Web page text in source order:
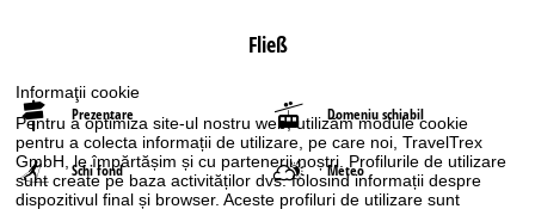
Informaţii cookie
Pentru a optimiza site-ul nostru web, utilizăm module cookie
pentru a colecta informații de utilizare, pe care noi, TravelTrex
GmbH, le împărtășim și cu partenerii noștri. Profilurile de utilizare
sunt create pe baza activităților dvs. folosind informații despre
dispozitivul final și browser. Aceste profiluri de utilizare sunt
Fließ
Prezentare Domeniu schiabil
Schi fond Meteo